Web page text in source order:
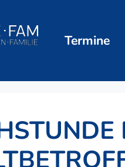
Termine